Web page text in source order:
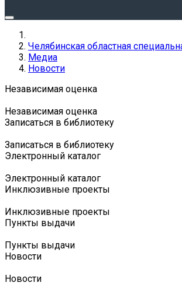
Челябинская областная
Медиа
Новости
Независимая оценка
Независимая оценка
Записаться в библиотеку
Записаться в библиотеку
Электронный каталог
Электронный каталог
Инклюзивные проекты
Инклюзивные проекты
Пункты выдачи
Пункты выдачи
Новости
Новости